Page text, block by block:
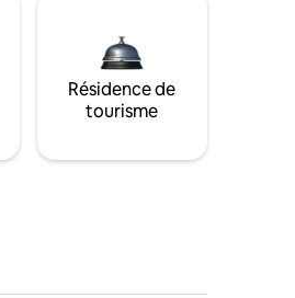
Résidence de
tourisme